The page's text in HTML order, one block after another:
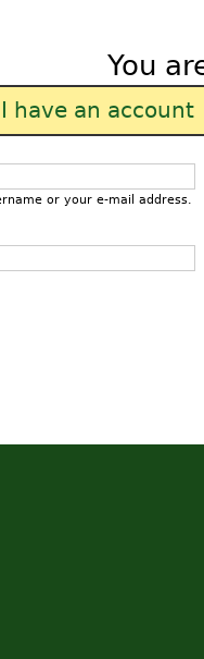
You
I have an account
or your e-mail address.